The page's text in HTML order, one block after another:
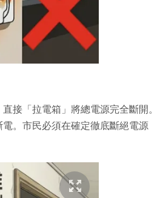
接「拉電箱」將總電源完全斷開。
。市民必須在確定徹底斷絕電源